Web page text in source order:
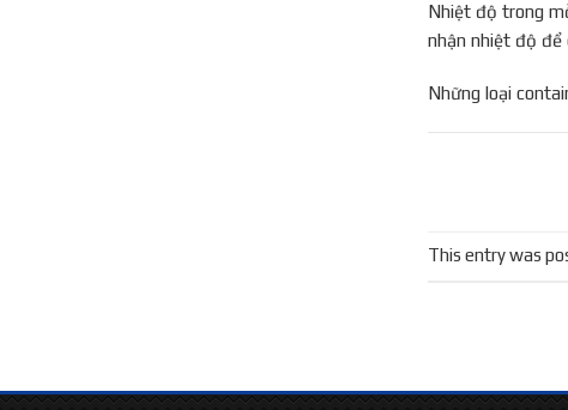
Nhiệt độ trong
nhận nhiệt độ để
Những loại
This entry was